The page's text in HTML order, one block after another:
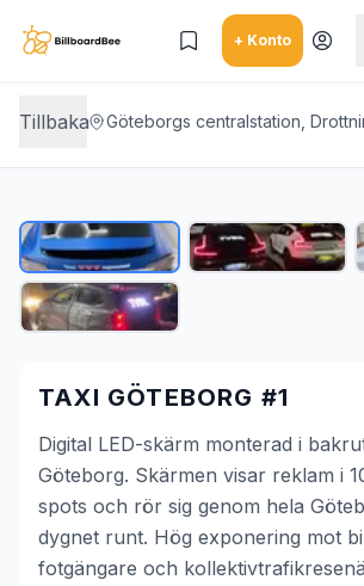
+ Konto
Tillbaka
TAXI GÖTEBORG #1
Digital LED-skärm monterad i
Göteborg. Skärmen visar reklam i
spots och rör sig genom hela
dygnet runt. Hög exponering mot
fotgängare och